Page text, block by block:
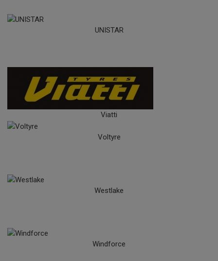
UNISTAR
Viatti
Voltyre
Westlake
Windforce